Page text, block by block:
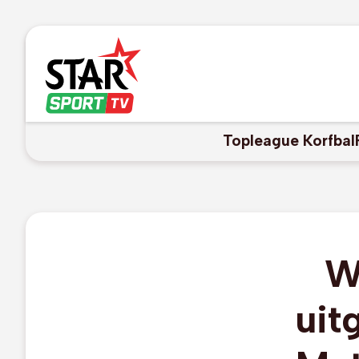
Topleague Korfbal